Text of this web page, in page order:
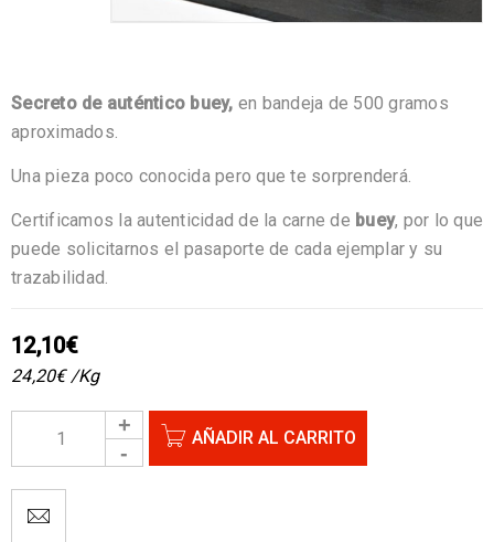
Secreto de auténtico buey, en bandeja de 500 gramos
aproximados.
Una pieza poco conocida pero que te sorprenderá.
Certificamos la autenticidad de la carne de buey, por lo que
puede solicitarnos el pasaporte de cada ejemplar y su
trazabilidad.
12,10€
24,20€ /Kg
AÑADIR AL CARRITO